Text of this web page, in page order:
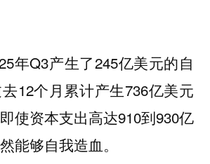
年Q3产生了245亿美元的自
12个月累计产生736亿美元
使资本支出高达910到930亿
能够自我造血。